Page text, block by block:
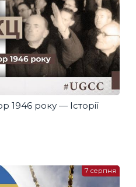
1946 року — Історії
7 серпня